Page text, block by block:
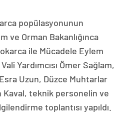
popülasyonunun
ve Orman Bakanlığınca
ile Mücadele Eylem
Yardımcısı Ömer Sağlam,
Uzun, Düzce Muhtarlar
Kaval, teknik personelin ve
toplantısı yapıldı.